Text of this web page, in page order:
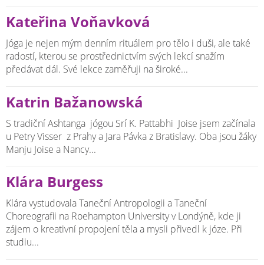
Kateřina Voňavková
Jóga je nejen mým denním rituálem pro tělo i duši, ale také
radostí, kterou se prostřednictvím svých lekcí snažím
předávat dál. Své lekce zaměřuji na široké...
Katrin Bažanowská
S tradiční Ashtanga jógou Srí K. Pattabhi Joise jsem začínala
u Petry Visser z Prahy a Jara Pávka z Bratislavy. Oba jsou žáky
Manju Joise a Nancy...
Klára Burgess
Klára vystudovala Taneční Antropologii a Taneční
Choreografii na Roehampton University v Londýně, kde ji
zájem o kreativní propojení těla a mysli přivedl k józe. Při
studiu...